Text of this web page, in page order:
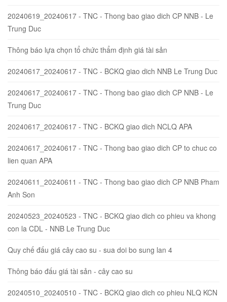
20240619_20240617 - TNC - Thong bao giao dich CP NNB - Le
Trung Duc
Thông báo lựa chọn tổ chức thẩm định giá tài sản
20240617_20240617 - TNC - BCKQ giao dich NNB Le Trung Duc
20240617_20240617 - TNC - Thong bao giao dich CP NNB - Le
Trung Duc
20240617_20240617 - TNC - BCKQ giao dich NCLQ APA
20240617_20240617 - TNC - Thong bao giao dich CP to chuc co
lien quan APA
20240611_20240611 - TNC - Thong bao giao dich CP NNB Pham
Anh Son
20240523_20240523 - TNC - BCKQ giao dich co phieu va khong
con la CDL - NNB Le Trung Duc
Quy chế đấu giá cây cao su - sua doi bo sung lan 4
Thông báo đấu giá tài sản - cây cao su
20240510_20240510 - TNC - BCKQ giao dich co phieu NLQ KCN